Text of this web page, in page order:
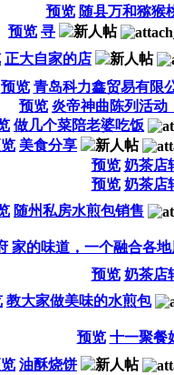
预览 随县万和猕猴
预览 寻
正大自家的店
预览 青岛科力鑫贸易有限
预览 炎帝神曲陈列活动
做几个菜陪老婆吃饭
美食分享
预览 奶茶店
预览 奶茶店
随州私房水煎包销售
家的味道，一个融合各
预览 奶茶店
教大家做美味的水煎包
预览 十一聚餐
油酥烧饼